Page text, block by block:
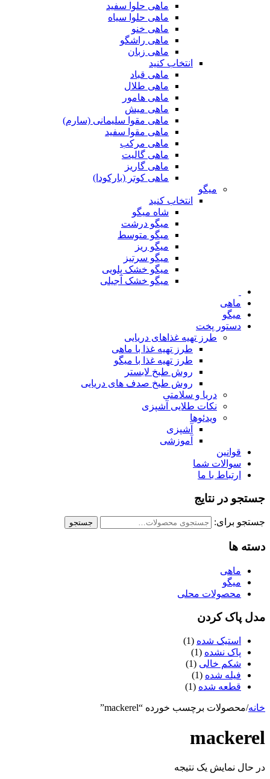
ماهی حلوا سفید
ماهی حلوا سیاه
ماهی خنو
ماهی راشگو
ماهی زبان
انتخاب کنید
ماهی قباد
ماهی طلال
ماهی هامور
ماهی میش
ماهی مقوا سلیمانی (سارم)
ماهی مقوا سفید
ماهی مرکب
ماهی گالیت
ماهی گاریز
ماهی کوتر (بارکودا)
میگو
انتخاب کنید
شاه میگو
میگو درشت
میگو متوسط
میگو ریز
میگو سرتیز
میگو خشک پلویی
میگو خشک آجیلی
ماهی
میگو
دستور پخت
طرز تهیه غذاهای دریایی
طرز تهیه غذا با ماهی
طرز تهیه غذا با میگو
روش طبخ لابستر
روش طبخ صدف های دریایی
دریا و سلامتی
نکات طلایی آشپزی
ویدئوها
آشپزی
آموزشی
قوانین
سوالات شما
ارتباط با ما
جستجو در نتایج
جستجو برای: جستجو
دسته ها
ماهی
میگو
محصولات محلی
مدل پاک کردن
استیک شده (1)
پاک نشده (1)
شکم خالی (1)
فیله شده (1)
قطعه شده (1)
خانه/محصولات برچسب خورده “mackerel”
mackerel
در حال نمایش یک نتیجه